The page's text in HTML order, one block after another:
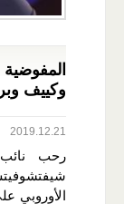
وكييف
2019.12.21
رحب نائب
الأوروبي